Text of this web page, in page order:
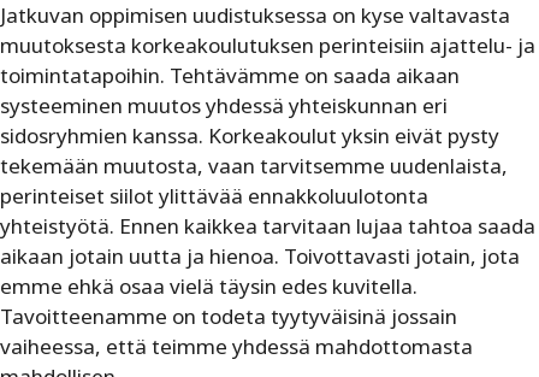
Jatkuvan oppimisen uudistuksessa on kyse valtavasta
muutoksesta korkeakoulutuksen perinteisiin ajattelu- ja
toimintatapoihin. Tehtävämme on saada aikaan
systeeminen muutos yhdessä yhteiskunnan eri
sidosryhmien kanssa. Korkeakoulut yksin eivät pysty
tekemään muutosta, vaan tarvitsemme uudenlaista,
perinteiset siilot ylittävää ennakkoluulotonta
yhteistyötä. Ennen kaikkea tarvitaan lujaa tahtoa saada
aikaan jotain uutta ja hienoa. Toivottavasti jotain, jota
emme ehkä osaa vielä täysin edes kuvitella.
Tavoitteenamme on todeta tyytyväisinä jossain
vaiheessa, että teimme yhdessä mahdottomasta